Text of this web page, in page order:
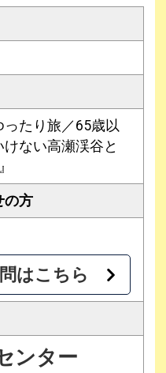
ったり旅／65歳以
ない高瀬渓谷と
の方
はこちら
ンター